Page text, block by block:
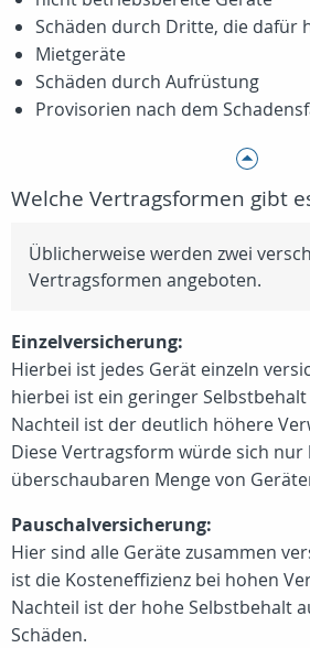
Schäden durch Dritte, die dafür
Mietgeräte
Schäden durch Aufrüstung
Provisorien nach dem
Welche Vertragsformen gibt
Üblicherweise werden zwei
Vertragsformen angeboten.
Einzelversicherung:
Hierbei ist jedes Gerät einzeln
hierbei ist ein geringer
Nachteil ist der deutlich höhere
Diese Vertragsform würde sich nur
überschaubaren Menge von
Pauschalversicherung:
Hier sind alle Geräte zusammen
ist die Kosteneffizienz bei hohen
Nachteil ist der hohe Selbstbehalt
Schäden.